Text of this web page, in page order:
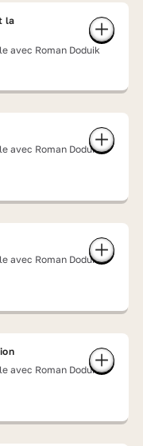
la
avec Roman Doduik
avec Roman Doduik
avec Roman Doduik
avec Roman Doduik